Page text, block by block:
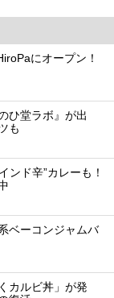
にオープン！
ひ堂ラボ』が出
も
ンド辛”カレーも！
ベーコンジャムバ
カルビ丼」が発